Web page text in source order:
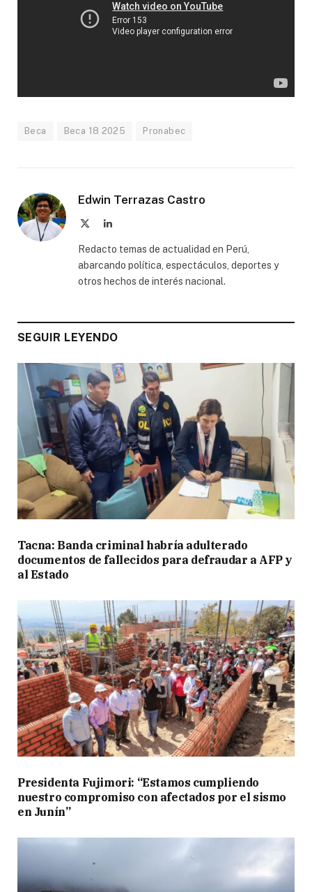
Beca Beca 18 2025 Pronabec
Edwin Terrazas Castro
LinkedIn
Redacto temas de actualidad en Perú,
abarcando política, espectáculos, deportes y
otros hechos de interés nacional.
SEGUIR LEYENDO
Tacna: Banda criminal habría adulterado
documentos de fallecidos para defraudar a AFP y
al Estado
Presidenta Fujimori: “Estamos cumpliendo
nuestro compromiso con afectados por el sismo
en Junín”